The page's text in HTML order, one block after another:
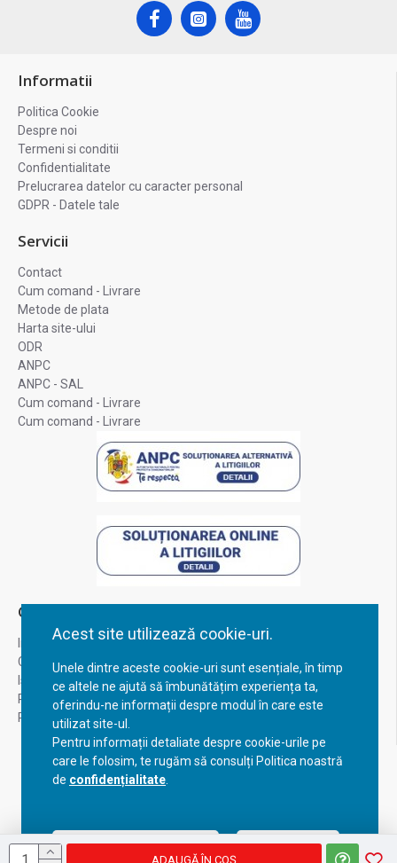
Acest site utilizează cookie-uri.
Unele dintre aceste cookie-uri sunt esențiale, în timp
ce altele ne ajută să îmbunătățim experiența ta,
oferindu-ne informații despre modul în care este
utilizat site-ul.
Pentru informații detaliate despre cookie-urile pe
care le folosim, te rugăm să consulți Politica noastră
de confidențialitate
Acceptă setările curente Configurează
ADAUGĂ ÎN COŞ
Informatii
Politica Cookie
Despre noi
Termeni si conditii
Confidentialitate
Prelucrarea datelor cu caracter personal
GDPR - Datele tale
Servicii
Contact
Cum comand - Livrare
Metode de plata
Harta site-ului
ODR
ANPC
ANPC - SAL
Cum comand - Livrare
Cum comand - Livrare
Contul Meu
Inregistrare
Contul meu
Istoric comenzi
Recuperare parola
Returnare produs